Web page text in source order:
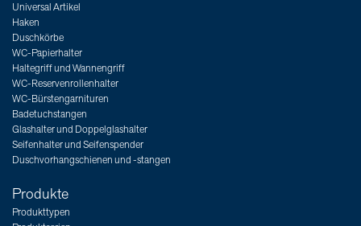
Universal Artikel
Haken
Duschkörbe
WC-Papierhalter
Haltegriff und Wannengriff
WC-Reservenrollenhalter
WC-Bürstengarnituren
Badetuchstangen
Glashalter und Doppelglashalter
Seifenhalter und Seifenspender
Duschvorhangschienen und -stangen
Produkte
Produkttypen